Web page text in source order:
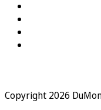
Copyright 2026